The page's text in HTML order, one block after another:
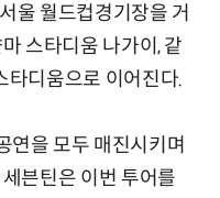
울 월드컵경기장을 거
스타디움 나가이, 같
디움으로 이어진다.
연을 모두 매진시키며
븐틴은 이번 투어를